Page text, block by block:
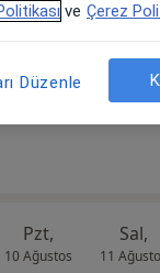
Pzt,
10 Ağustos
Sal,
11
ve Çerez
Düzenle